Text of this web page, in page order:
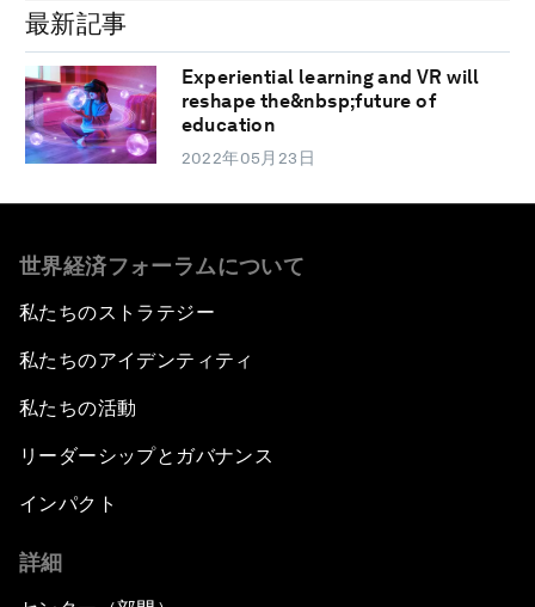
最新記事
Experiential learning and VR will
reshape the&nbsp;future of
education
2022年05月23日
世界経済フォーラムについて
私たちのストラテジー
私たちのアイデンティティ
私たちの活動
リーダーシップとガバナンス
インパクト
詳細